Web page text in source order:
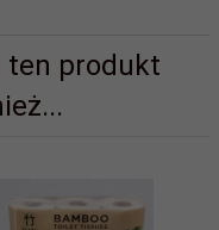
ten produkt